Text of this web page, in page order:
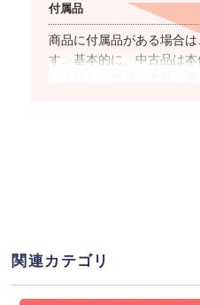
付属品
商品に付属品がある場合
す。基本的に、中古品は
ている動作確認端末一覧ペ
ください。
関連カテゴリ